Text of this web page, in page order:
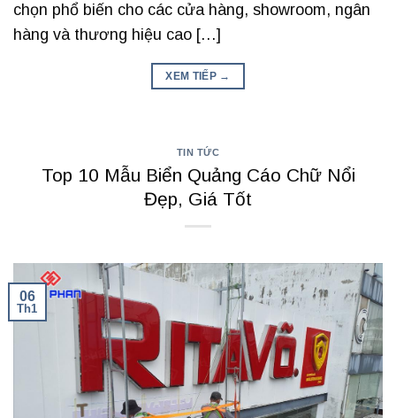
chọn phổ biến cho các cửa hàng, showroom, ngân
hàng và thương hiệu cao […]
XEM TIẾP →
TIN TỨC
Top 10 Mẫu Biển Quảng Cáo Chữ Nổi
Đẹp, Giá Tốt
06
Th1